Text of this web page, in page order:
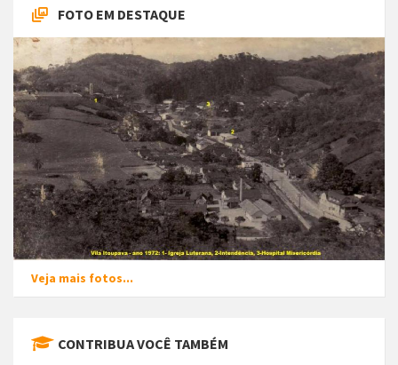
FOTO EM DESTAQUE
Veja mais fotos...
CONTRIBUA VOCÊ TAMBÉM